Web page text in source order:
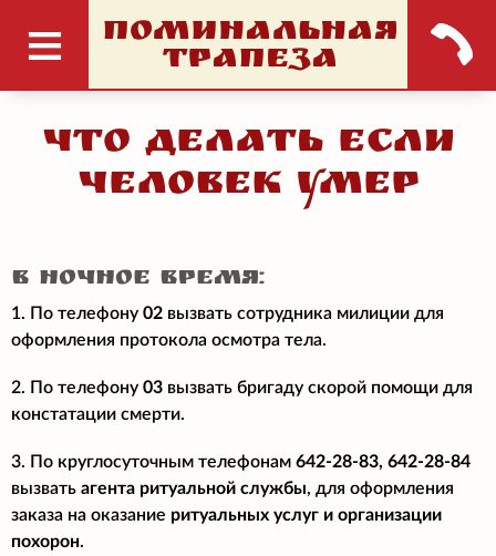
ПОМИНАЛЬНАЯ
ТРАПЕЗА
Что делать если
человек умер
в ночное время:
1. По телефону 02 вызвать сотрудника милиции для
оформления протокола осмотра тела.
2. По телефону 03 вызвать бригаду скорой помощи для
констатации смерти.
3. По круглосуточным телефонам 642-28-83, 642-28-84
вызвать агента ритуальной службы, для оформления
заказа на оказание ритуальных услуг и организации
похорон.